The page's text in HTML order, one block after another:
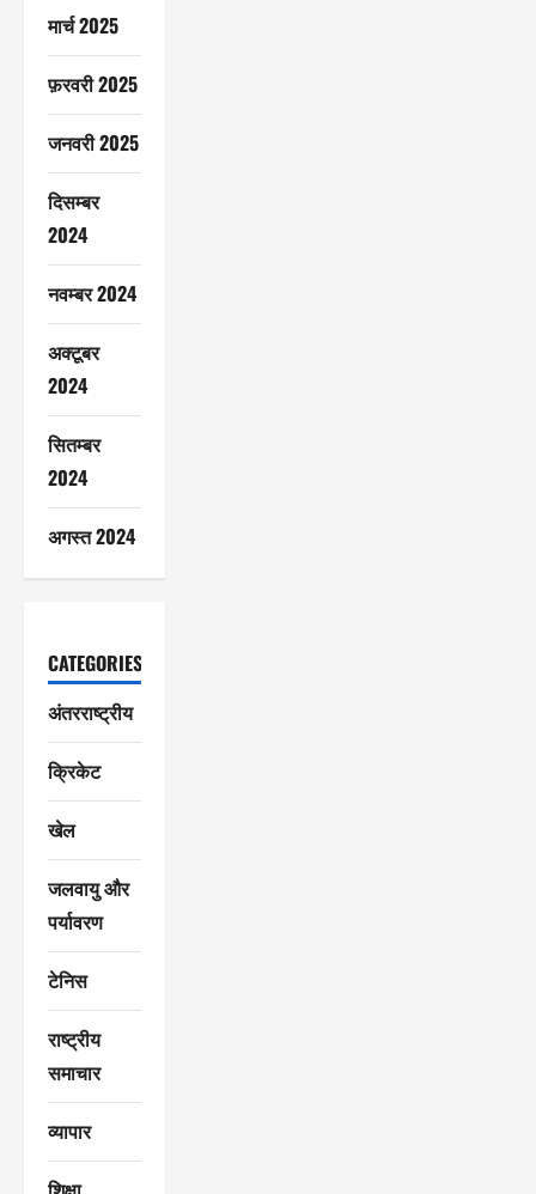
मार्च 2025
फ़रवरी 2025
जनवरी 2025
दिसम्बर
2024
नवम्बर 2024
अक्टूबर
2024
सितम्बर
2024
अगस्त 2024
CATEGORIES
अंतरराष्ट्रीय
क्रिकेट
खेल
जलवायु और
पर्यावरण
टेनिस
राष्ट्रीय
समाचार
व्यापार